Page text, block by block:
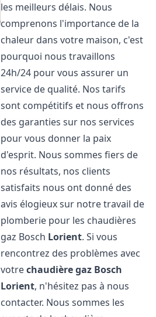
les meilleurs délais. Nous
comprenons l'importance de la
chaleur dans votre maison, c'est
pourquoi nous travaillons
24h/24 pour vous assurer un
service de qualité. Nos tarifs
sont compétitifs et nous offrons
des garanties sur nos services
pour vous donner la paix
d'esprit. Nous sommes fiers de
nos résultats, nos clients
satisfaits nous ont donné des
avis élogieux sur notre travail de
plomberie pour les chaudières
gaz Bosch Lorient. Si vous
rencontrez des problèmes avec
votrechaudière gaz Bosch
Lorient, n'hésitez pas à nous
contacter. Nous sommes les